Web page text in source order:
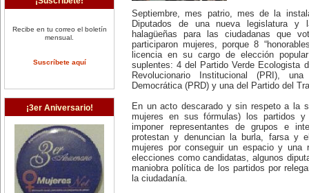
Recibe en tu correo el boletín
mensual.
Suscríbete aquí
¡3er Aniversario!
Septiembre, mes patrio, mes de la
Diputados de una nueva legislatura y
halagüeñas para las ciudadanas que
participaron mujeres, porque 8
licencia en su cargo de elección
suplentes: 4 del Partido Verde Ecologista
Revolucionario Institucional (PRI),
Democrática (PRD) y una del Partido del
En un acto descarado y sin respeto a la
mujeres en sus fórmulas) los partidos
imponer representantes de grupos e
protestan y denuncian la burla, farsa y
mujeres por conseguir un espacio y una
elecciones como candidatas, algunos
maniobra política de los partidos por
la ciudadanía.